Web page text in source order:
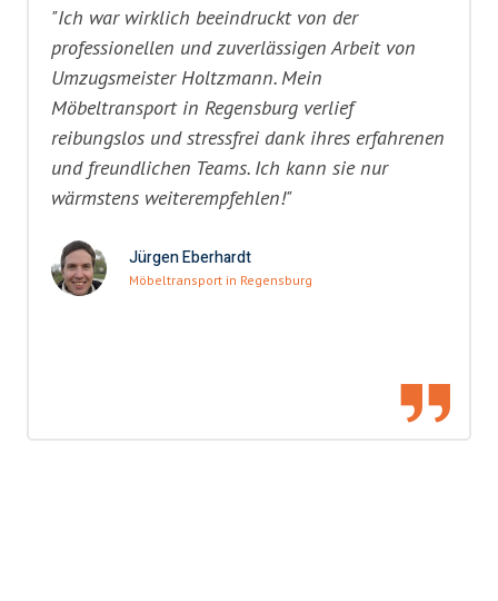
"Ich war wirklich beeindruckt von der
professionellen und zuverlässigen Arbeit von
Umzugsmeister Holtzmann. Mein
Möbeltransport in Regensburg verlief
reibungslos und stressfrei dank ihres erfahrenen
und freundlichen Teams. Ich kann sie nur
wärmstens weiterempfehlen!"
Jürgen Eberhardt
Möbeltransport in Regensburg